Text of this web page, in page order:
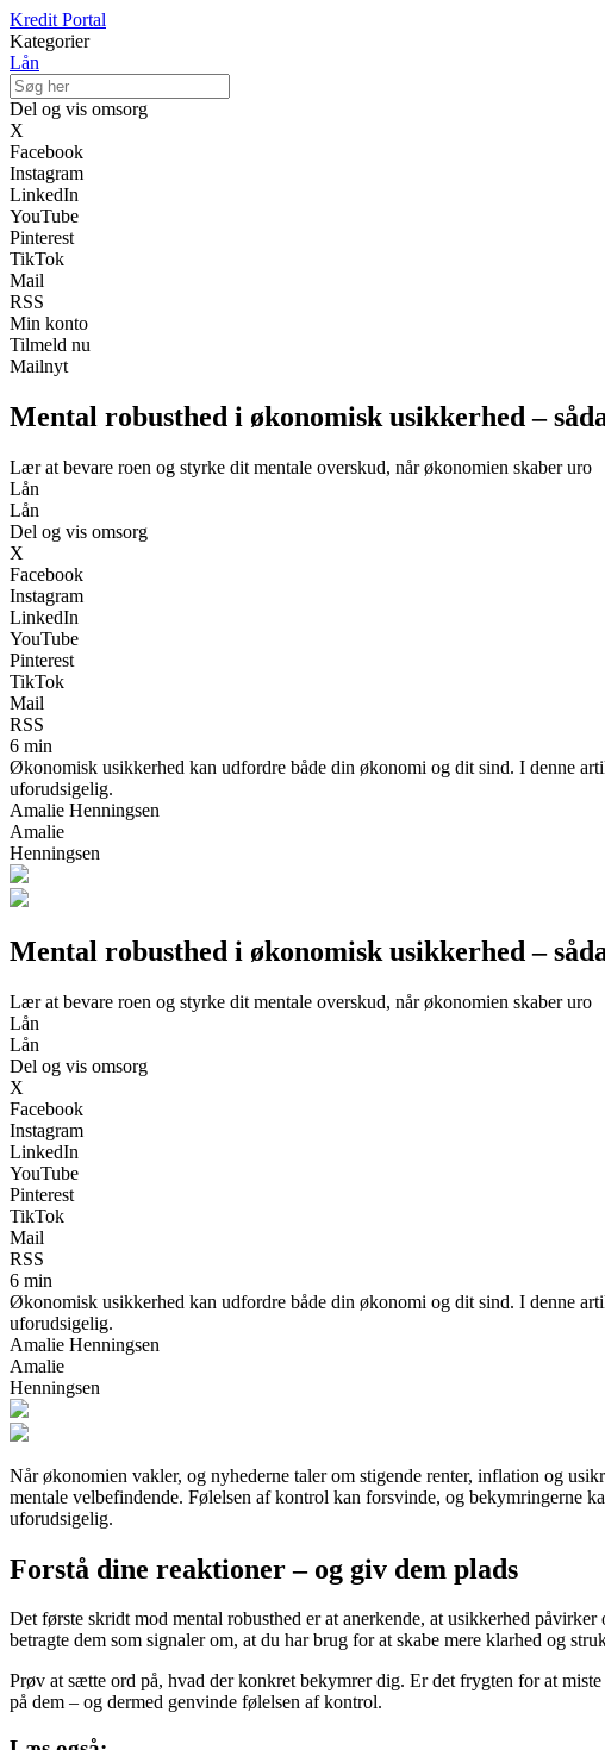
Kredit Portal
Kategorier
Lån
Del og vis omsorg
X
Facebook
Instagram
LinkedIn
YouTube
Pinterest
TikTok
Mail
RSS
Min konto
Tilmeld nu
Mailnyt
Mental robusthed i økonomisk usikkerhed –
Lær at bevare roen og styrke dit mentale overskud, når økonomien skaber uro
Lån
Lån
Del og vis omsorg
X
Facebook
Instagram
LinkedIn
YouTube
Pinterest
TikTok
Mail
RSS
6 min
Økonomisk usikkerhed kan udfordre både din økonomi og dit sind. I denne
uforudsigelig.
Amalie Henningsen
Amalie
Henningsen
Mental robusthed i økonomisk usikkerhed –
Lær at bevare roen og styrke dit mentale overskud, når økonomien skaber uro
Lån
Lån
Del og vis omsorg
X
Facebook
Instagram
LinkedIn
YouTube
Pinterest
TikTok
Mail
RSS
6 min
Økonomisk usikkerhed kan udfordre både din økonomi og dit sind. I denne
uforudsigelig.
Amalie Henningsen
Amalie
Henningsen
Når økonomien vakler, og nyhederne taler om stigende renter, inflation og
mentale velbefindende. Følelsen af kontrol kan forsvinde, og bekymringerne
uforudsigelig.
Forstå dine reaktioner – og giv dem plads
Det første skridt mod mental robusthed er at anerkende, at usikkerhed
betragte dem som signaler om, at du har brug for at skabe mere klarhed og
Prøv at sætte ord på, hvad der konkret bekymrer dig. Er det frygten for at
på dem – og dermed genvinde følelsen af kontrol.